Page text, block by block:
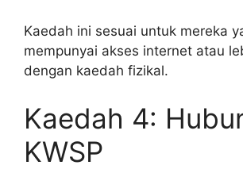
Kaedah ini sesuai untuk mereka
mempunyai akses internet atau
dengan kaedah fizikal.
Kaedah 4:
KWSP